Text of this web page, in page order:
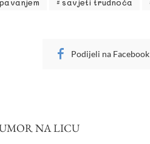
savjeti trudnoća
Podijeli na Facebook
NA LICU